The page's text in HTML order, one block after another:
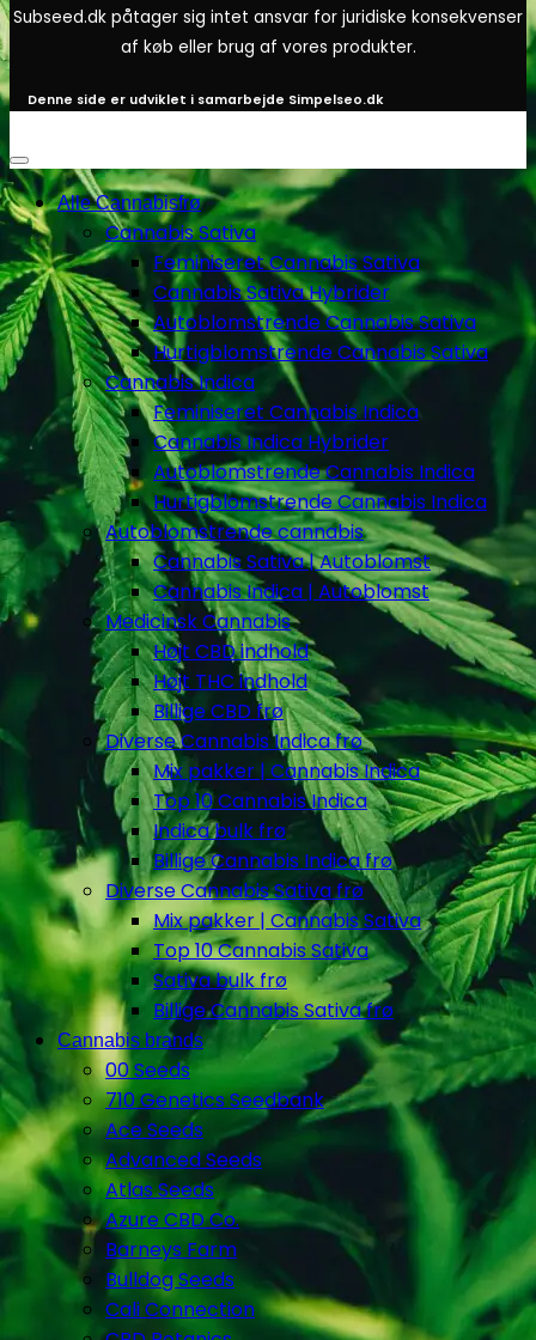
Subseed.dk påtager sig intet ansvar for juridiske konsekvenser
af køb eller brug af vores produkter.
Denne side er udviklet i samarbejde Simpelseo.dk
Alle Cannabisfrø
Cannabis Sativa
Feminiseret Cannabis Sativa
Cannabis Sativa Hybrider
Autoblomstrende Cannabis Sativa
Hurtigblomstrende Cannabis Sativa
Cannabis Indica
Feminiseret Cannabis Indica
Cannabis Indica Hybrider
Autoblomstrende Cannabis Indica
Hurtigblomstrende Cannabis Indica
Autoblomstrende cannabis
Cannabis Sativa | Autoblomst
Cannabis Indica | Autoblomst
Medicinsk Cannabis
Højt CBD indhold
Højt THC indhold
Billige CBD frø
Diverse Cannabis Indica frø
Mix pakker | Cannabis Indica
Top 10 Cannabis Indica
Indica bulk frø
Billige Cannabis Indica frø
Diverse Cannabis Sativa frø
Mix pakker | Cannabis Sativa
Top 10 Cannabis Sativa
Sativa bulk frø
Billige Cannabis Sativa frø
Cannabis brands
00 Seeds
710 Genetics Seedbank
Ace Seeds
Advanced Seeds
Atlas Seeds
Azure CBD Co.
Barneys Farm
Bulldog Seeds
Cali Connection